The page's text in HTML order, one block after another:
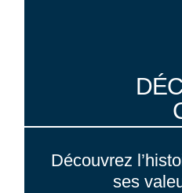
Découvrez
ses